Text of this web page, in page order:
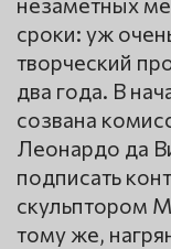
сроки: уж
творческий
два года. В
созвана
Леонардо да
подписать
скульптором
тому же,